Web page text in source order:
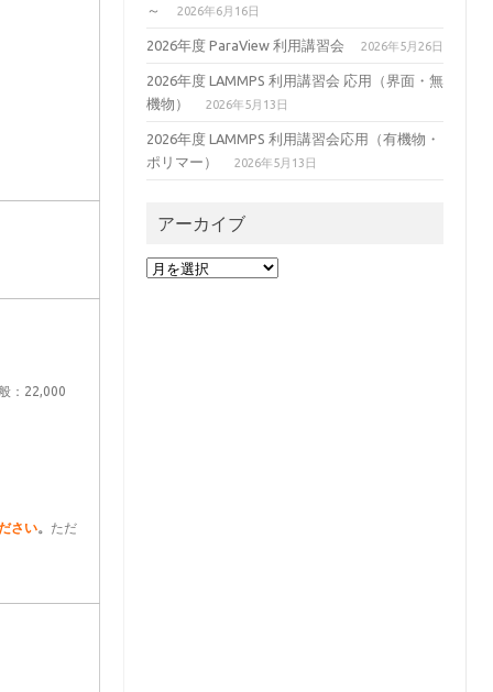
：22,000
さい。 ただ
～
2026年6月16日
2026年度 ParaView 利用講習会 2026年5月26日
2026年度 LAMMPS 利用講習会 応用（界面・無
機物）
2026年5月13日
2026年度 LAMMPS 利用講習会応用（有機物・
ポリマー）
2026年5月13日
アーカイブ
ア